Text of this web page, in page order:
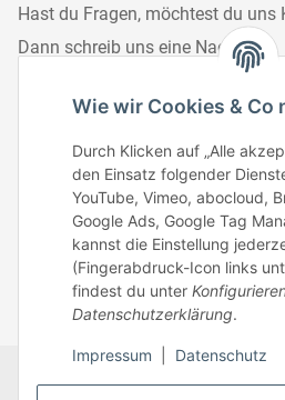
Wie wir Cookies & Co
Durch Klicken auf „Alle
den Einsatz folgender
YouTube, Vimeo, abocloud,
Google Ads, Google Tag
kannst die Einstellung
(Fingerabdruck-Icon links
findest du unter
Datenschutzerklärung.
Impressum Datenschutz
Hast du Fragen, möchtest du
Dann schreib uns eine Nachricht.
Telefonisch erreichst du uns:
Telefonnr.: 0951/70045771
Zum Kontakt
Datenschutz AGB